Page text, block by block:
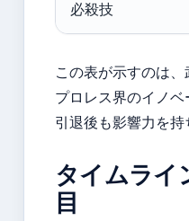
必殺技
この表が示すのは、
プロレス界のイノベ
引退後も影響力を持
タイムライ
目